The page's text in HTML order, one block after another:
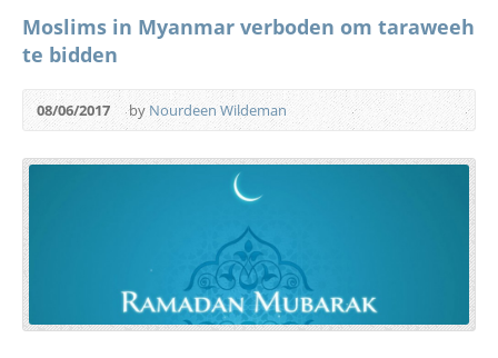
Moslims in Myanmar verboden om taraweeh
te bidden
08/06/2017 by Nourdeen Wildeman